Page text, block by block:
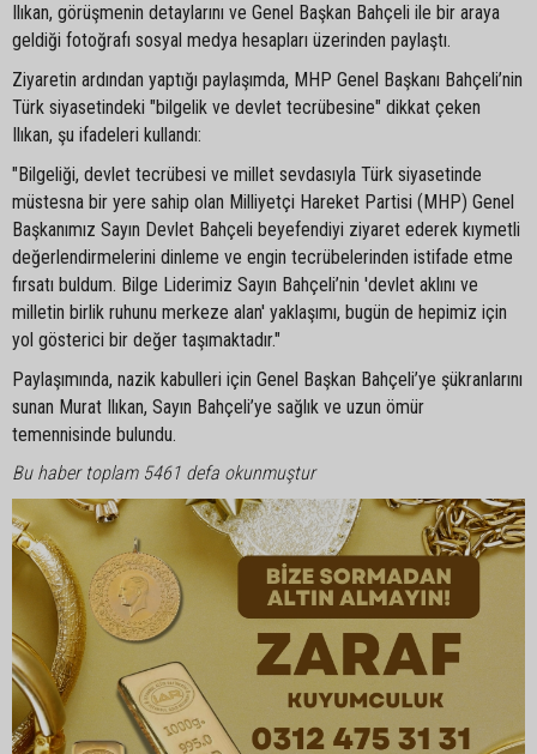
Ilıkan, görüşmenin detaylarını ve Genel Başkan Bahçeli ile bir araya
geldiği fotoğrafı sosyal medya hesapları üzerinden paylaştı.
Ziyaretin ardından yaptığı paylaşımda, MHP Genel Başkanı Bahçeli’nin
Türk siyasetindeki "bilgelik ve devlet tecrübesine" dikkat çeken
Ilıkan, şu ifadeleri kullandı:
"Bilgeliği, devlet tecrübesi ve millet sevdasıyla Türk siyasetinde
müstesna bir yere sahip olan Milliyetçi Hareket Partisi (MHP) Genel
Başkanımız Sayın Devlet Bahçeli beyefendiyi ziyaret ederek kıymetli
değerlendirmelerini dinleme ve engin tecrübelerinden istifade etme
fırsatı buldum. Bilge Liderimiz Sayın Bahçeli’nin 'devlet aklını ve
milletin birlik ruhunu merkeze alan' yaklaşımı, bugün de hepimiz için
yol gösterici bir değer taşımaktadır."
Paylaşımında, nazik kabulleri için Genel Başkan Bahçeli’ye şükranlarını
sunan Murat Ilıkan, Sayın Bahçeli’ye sağlık ve uzun ömür
temennisinde bulundu.
Bu haber toplam 5461 defa okunmuştur